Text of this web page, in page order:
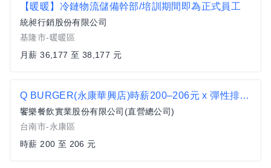
【暖暖】冷鏈物流儲備幹部/培訓期間即為正式員工
統昶行銷股份有限公司
基隆市-暖暖區
月薪 36,177 至 38,177 元
Q BURGER(永康華興店)時薪200–206元 x 彈性排班 x 雙週發薪快又讚
饗樂餐飲實業股份有限公司(直營總公司)
台南市-永康區
時薪 200 至 206 元